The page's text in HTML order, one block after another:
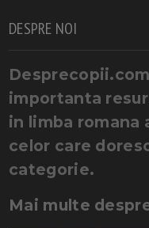
DESPRE NOI
importanta
in limba romana
celor care
categorie.
Mai multe